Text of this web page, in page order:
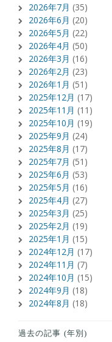
2026年7月 (35)
2026年6月 (20)
2026年5月 (22)
2026年4月 (50)
2026年3月 (16)
2026年2月 (23)
2026年1月 (51)
2025年12月 (17)
2025年11月 (11)
2025年10月 (19)
2025年9月 (24)
2025年8月 (17)
2025年7月 (51)
2025年6月 (53)
2025年5月 (16)
2025年4月 (27)
2025年3月 (25)
2025年2月 (19)
2025年1月 (15)
2024年12月 (17)
2024年11月 (7)
2024年10月 (15)
2024年9月 (18)
2024年8月 (18)
過去の記事 (年別)